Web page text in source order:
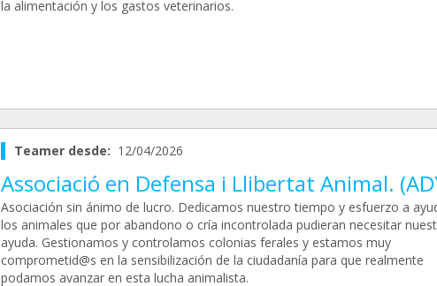
la alimentación y los gastos veterinarios.
Teamer desde: 12/04/2026
Associació en Defensa i Llibertat Animal.
Asociación sin ánimo de lucro. Dedicamos nuestro tiempo y esfuerzo a
los animales que por abandono o cría incontrolada pudieran necesitar
ayuda. Gestionamos y controlamos colonias ferales y estamos muy
comprometid@s en la sensibilización de la ciudadanía para que realmente
podamos avanzar en esta lucha animalista.